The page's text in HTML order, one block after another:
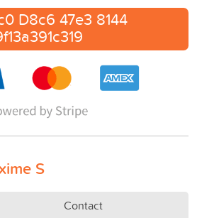
D8c6 47e3 8144
S
Contact